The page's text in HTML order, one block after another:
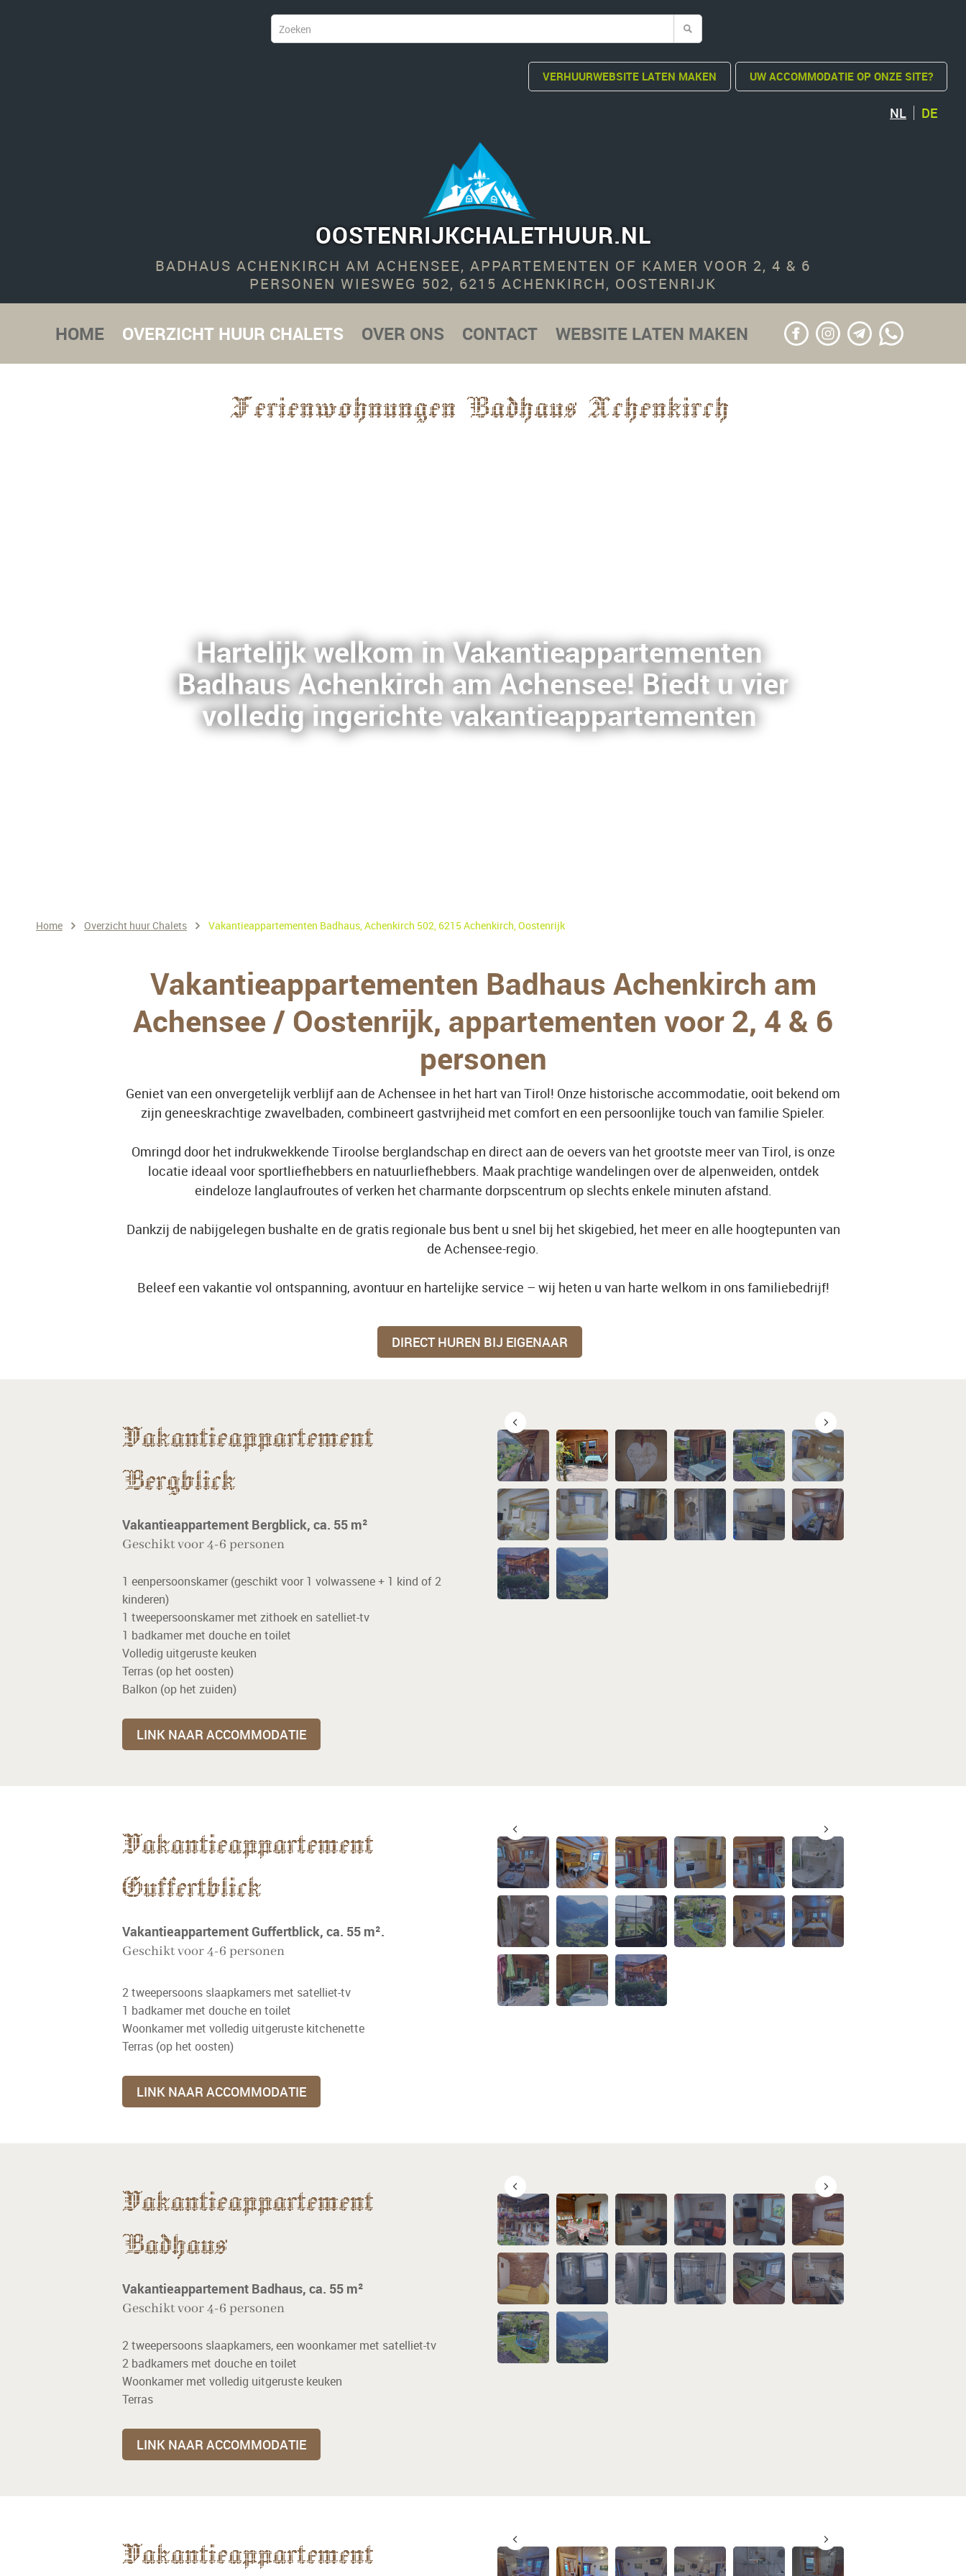
VERHUURWEBSITE LATEN MAKEN UW ACCOMMODATIE OP ONZE SITE?
NL DE
OOSTENRIJKCHALETHUUR.NL
BADHAUS ACHENKIRCH AM ACHENSEE, APPARTEMENTEN OF KAMER VOOR 2, 4 & 6
PERSONEN WIESWEG 502, 6215 ACHENKIRCH, OOSTENRIJK
HOME OVERZICHT HUUR CHALETS OVER ONS CONTACT WEBSITE LATEN MAKEN
Ferienwohnungen Badhaus Achenkirch
Hartelijk welkom in Vakantieappartementen
Badhaus Achenkircham Achensee! Biedt u vier
volledig ingerichte vakantieappartementen
Home Overzicht huur Chalets Vakantieappartementen Badhaus, Achenkirch 502, 6215 Achenkirch, Oostenrijk
Vakantieappartementen Badhaus Achenkirch am
Achensee / Oostenrijk, appartementen voor 2, 4 & 6
personen
Geniet van een onvergetelijk verblijf aan de Achensee in het hart van Tirol! Onze historische accommodatie, ooit bekend om
zijn geneeskrachtige zwavelbaden, combineert gastvrijheid met comfort en een persoonlijke touch van familie Spieler.
Omringd door het indrukwekkende Tiroolse berglandschap en direct aan de oevers van het grootste meer van Tirol, is onze
locatie ideaal voor sportliefhebbers en natuurliefhebbers. Maak prachtige wandelingen over de alpenweiden, ontdek
eindeloze langlaufroutes of verken het charmante dorpscentrum op slechts enkele minuten afstand.
Dankzij de nabijgelegen bushalte en de gratis regionale bus bent u snel bij het skigebied, het meer en alle hoogtepunten van
de Achensee-regio.
Beleef een vakantie vol ontspanning, avontuur en hartelijke service – wij heten u van harte welkom in ons familiebedrijf!
DIRECT HUREN BIJ EIGENAAR
Vakantieappartement
Bergblick
Vakantieappartement Bergblick, ca. 55 m²
Geschikt voor 4-6 personen
1 eenpersoonskamer (geschikt voor 1 volwassene + 1 kind of 2
kinderen)
1 tweepersoonskamer met zithoek en satelliet-tv
1 badkamer met douche en toilet
Volledig uitgeruste keuken
Terras (op het oosten)
Balkon (op het zuiden)
LINK NAAR ACCOMMODATIE
Vakantieappartement
Guffertblick
Vakantieappartement Guffertblick, ca. 55 m².
Geschikt voor 4-6 personen
2 tweepersoons slaapkamers met satelliet-tv
1 badkamer met douche en toilet
Woonkamer met volledig uitgeruste kitchenette
Terras (op het oosten)
LINK NAAR ACCOMMODATIE
Vakantieappartement
Badhaus
Vakantieappartement Badhaus, ca. 55 m²
Geschikt voor 4-6 personen
2 tweepersoons slaapkamers, een woonkamer met satelliet-tv
2 badkamers met douche en toilet
Woonkamer met volledig uitgeruste keuken
Terras
LINK NAAR ACCOMMODATIE
Vakantieappartement